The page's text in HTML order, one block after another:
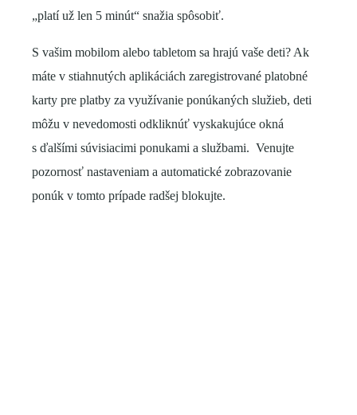
„platí už len 5 minút“ snažia spôsobiť.
S vašim mobilom alebo tabletom sa hrajú vaše deti? Ak
máte v stiahnutých aplikáciách zaregistrované platobné
karty pre platby za využívanie ponúkaných služieb, deti
môžu v nevedomosti odkliknúť vyskakujúce okná
s ďalšími súvisiacimi ponukami a službami. Venujte
pozornosť nastaveniam a automatické zobrazovanie
ponúk v tomto prípade radšej blokujte.